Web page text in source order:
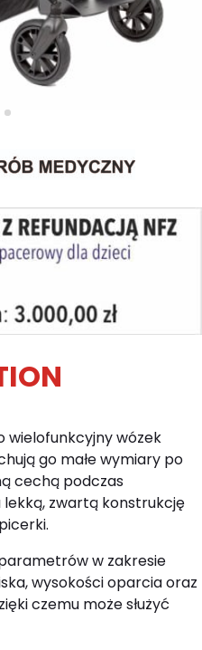
wielofunkcyjny wózek
go małe wymiary po
cechą podczas
zwartą konstrukcję
w zakresie
wysokości oparcia oraz
czemu może służyć